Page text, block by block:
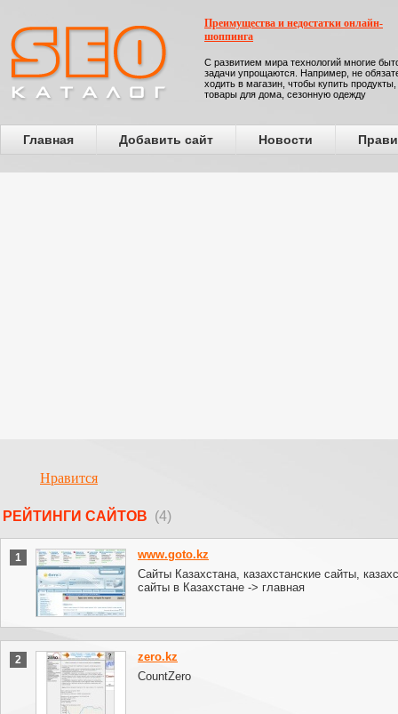
Преимущества и недостатки онлайн-
шоппинга
С развитием мира технологий многие
задачи упрощаются. Например, не
ходить в магазин, чтобы купить продукты,
товары для дома, сезонную одежду
Главная Добавить сайт Новости
Нравится
РЕЙТИНГИ САЙТОВ (4)
1
www.goto.kz
Сайты Казахстана, казахстанские сайты,
сайты в Казахстане -> главная
2
zero.kz
CountZero